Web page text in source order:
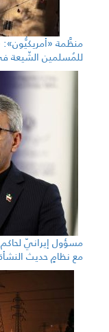
منظَّمة «أمريكيُّون»:
للمُسلمين الشّيعة في
مسؤول إيرانيّ لحاكم
مع نظامٍ حديث النشأة